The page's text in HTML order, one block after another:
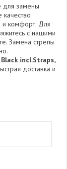
для замены
качество
и комфорт. Для
с нашими
Замена стрепы
incl.Straps,
доставка и